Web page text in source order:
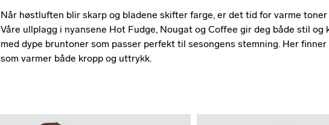
Når høstluften blir skarp og bladene skifter farge, er det tid for varme
Våre ullplagg i nyansene Hot Fudge, Nougat og Coffee gir deg både stil og
med dype bruntoner som passer perfekt til sesongens stemning. Her
som varmer både kropp og uttrykk.